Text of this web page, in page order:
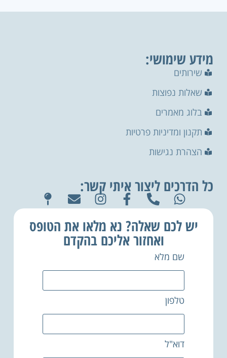
מידע שימושי:
שירותים
שאלות נפוצות
בלוג מאמרים
תקנון ומדיניות פרטיות
הצהרת נגישות
כל הדרכים ליצור איתי קשר:
יש לכם שאלה? נא מלאו את הטופס
ואחזור אליכם בהקדם
שם מלא
טלפון
דוא"ל